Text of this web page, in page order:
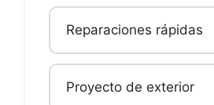
Reparaciones rápidas
Proyecto de exterior